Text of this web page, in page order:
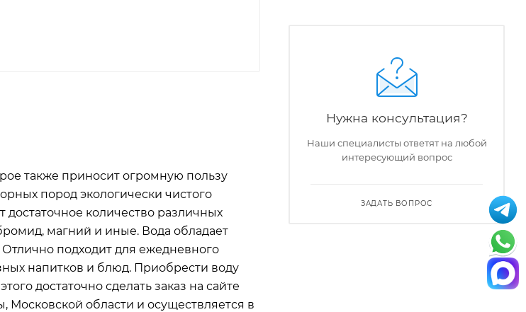
также приносит огромную пользу
пород экологически чистого
достаточное количество различных
магний и иные. Вода обладает
напитков и блюд. Приобрести воду
достаточно сделать заказ на сайте
области и осуществляется в
Нужна консультация?
Наши специалисты ответят на любой
интересующий вопрос
ЗАДАТЬ ВОПРОС